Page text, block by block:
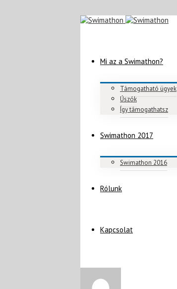
Mi az a Swimathon?
Támogatható ügyek
Úszók
Így támogathatsz
Swimathon 2017
Swimathon 2016
Rólunk
Kapcsolat